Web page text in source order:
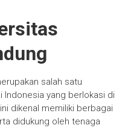
salah satu
yang berlokasi di
dikenal memiliki berbagai
didukung oleh tenaga